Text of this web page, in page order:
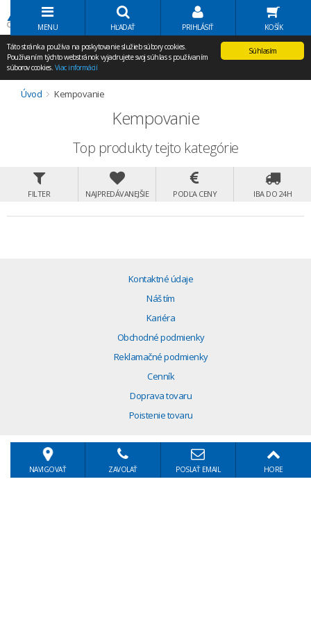
Volať Agem
MENU HĽADAŤ PRIHLÁSIŤ KOŠÍK
Súhlasím
Táto stránka používa na poskytovanie služieb súbory cookies.
Používaním týchto webstránok vyjadrujete svoj súhlas s používaním
súborov cookies. Viac informácií
Úvod Kempovanie
Kempovanie
Top produkty tejto kategórie
FILTER NAJPREDÁVANEJŠIE PODĽA CENY IBA DO 24H
Kontaktné údaje
Náš tím
Kariéra
Obchodné podmienky
Reklamačné podmienky
Cenník
Doprava tovaru
Poistenie tovaru
NAVIGOVAŤ ZAVOLAŤ POSLAŤ EMAIL HORE